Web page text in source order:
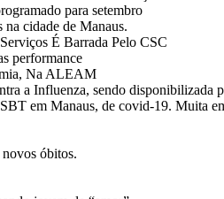
para setembro
cidade de Manaus.
É Barrada Pelo CSC
performance
Na ALEAM
a Influenza, sendo disponibilizada
em Manaus, de covid-19. Muita
óbitos.